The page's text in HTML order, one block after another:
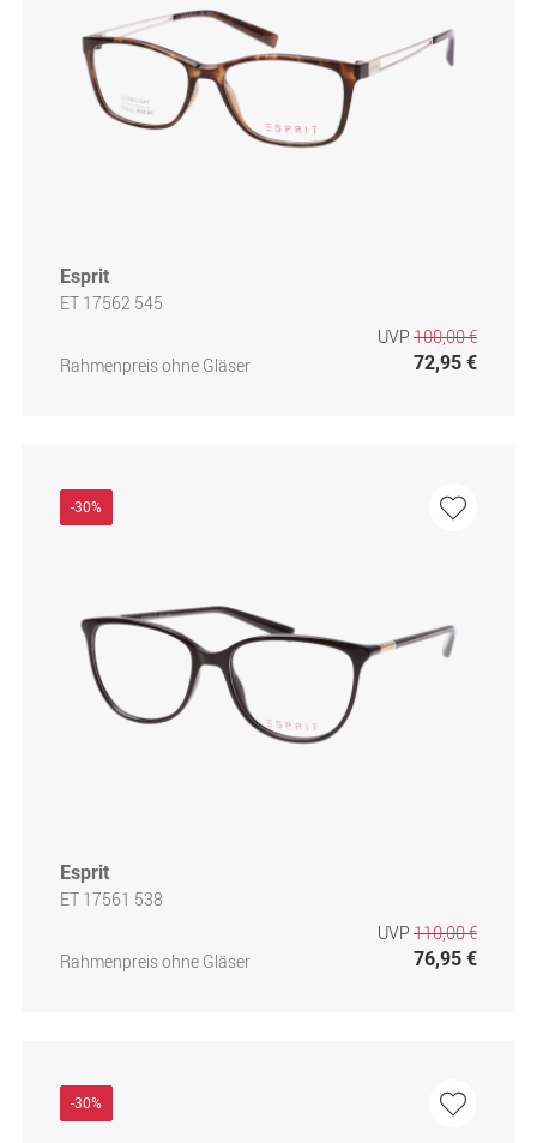
Esprit
ET 17562 545
Rahmenpreis ohne Gläser
UVP 100,00 €
72,95 €
-30%
Esprit
ET 17561 538
Rahmenpreis ohne Gläser
UVP 110,00 €
76,95 €
-30%